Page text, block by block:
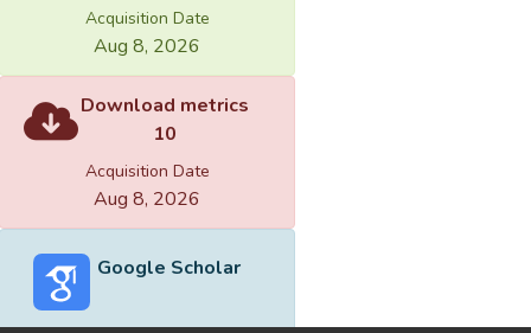
Acquisition Date
Aug 8, 2026
Download metrics
10
Acquisition Date
Aug 8, 2026
Google Scholar